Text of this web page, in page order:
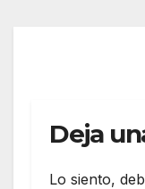
Deja
Lo siento,